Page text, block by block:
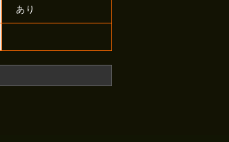
あり